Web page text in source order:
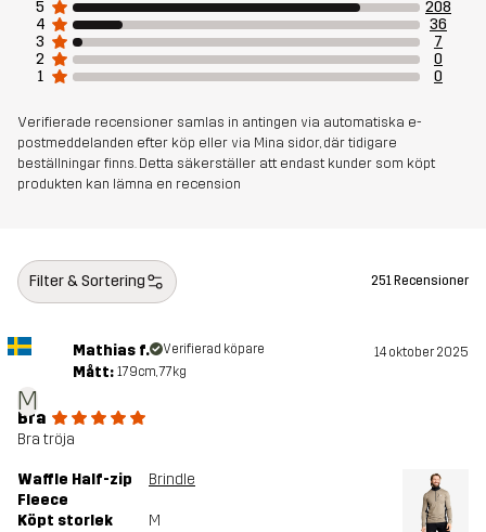
Hållbarhet Återvunna detaljer läs här
Artikelnummer 10808_2851
5
208
4
36
3
7
2
0
1
0
Verifierade recensioner samlas in antingen via automatiska e-
postmeddelanden efter köp eller via Mina sidor, där tidigare
beställningar finns. Detta säkerställer att endast kunder som köpt
produkten kan lämna en recension
Filter & Sortering 251 Recensioner
M
Mathias f. Verifierad köpare 14 oktober 2025
Mått: 179cm, 77kg
Bra
Bra tröja
Waffle Half-zip
Fleece
Brindle
Köpt storlek M